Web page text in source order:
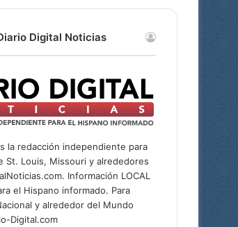
Digital Noticias
la redacción independiente para
St. Louis, Missouri y alrededores
Información LOCAL
el Hispano informado. Para
y alrededor del Mundo
Digital.com